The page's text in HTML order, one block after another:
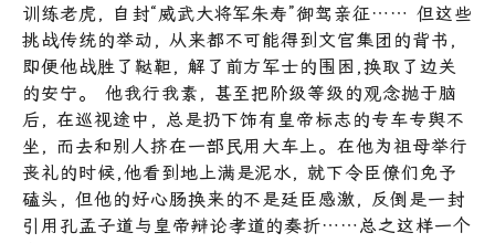
训练老虎, 自封“威武大将军朱寿”御驾亲征…… 但这些
挑战传统的举动, 从来都不可能得到文官集团的背书,
即便他战胜了鞑靼, 解了前方军士的围困,换取了边关
的安宁。 他我行我素, 甚至把阶级等级的观念抛于脑
后, 在巡视途中, 总是扔下饰有皇帝标志的专车专舆不
坐, 而去和别人挤在一部民用大车上。在他为祖母举行
丧礼的时候,他看到地上满是泥水, 就下令臣僚们免予
磕头, 但他的好心肠换来的不是廷臣感激, 反倒是一封
引用孔孟子道与皇帝辩论孝道的奏折……总之这样一个